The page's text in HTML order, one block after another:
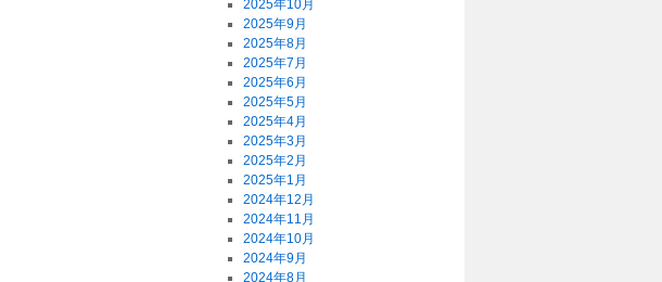
2025年10月
2025年9月
2025年8月
2025年7月
2025年6月
2025年5月
2025年4月
2025年3月
2025年2月
2025年1月
2024年12月
2024年11月
2024年10月
2024年9月
2024年8月